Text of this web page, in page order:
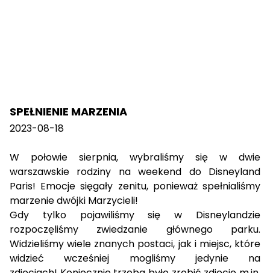
SPEŁNIENIE MARZENIA
2023-08-18
W połowie sierpnia, wybraliśmy się w dwie
warszawskie rodziny na weekend do Disneyland
Paris! Emocje sięgały zenitu, ponieważ spełnialiśmy
marzenie dwójki Marzycieli!
Gdy tylko pojawiliśmy się w Disneylandzie
rozpoczęliśmy zwiedzanie głównego parku.
Widzieliśmy wiele znanych postaci, jak i miejsc, które
widzieć wcześniej mogliśmy jedynie na